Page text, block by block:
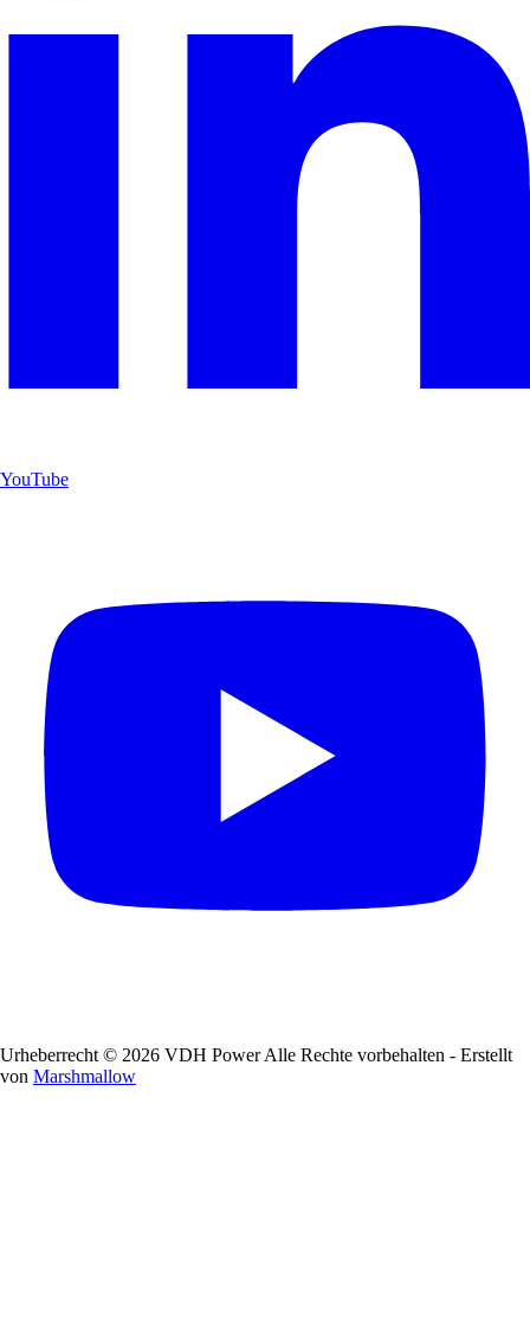
YouTube
Urheberrecht © 2026 VDH Power Alle Rechte vorbehalten - Erstellt
von Marshmallow